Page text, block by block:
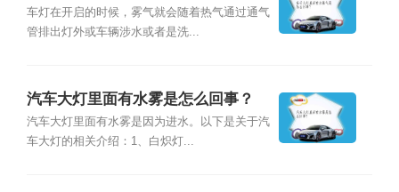
车灯在开启的时候，雾气就会随着热气通过通气
管排出灯外或车辆涉水或者是洗...
汽车大灯里面有水雾是怎么回事？
汽车大灯里面有水雾是因为进水。以下是关于汽
车大灯的相关介绍：1、白炽灯...